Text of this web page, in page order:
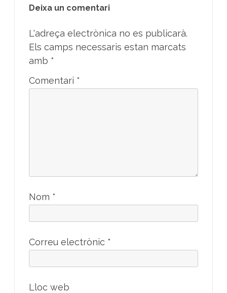
Deixa un comentari
L'adreça electrònica no es publicarà.
Els camps necessaris estan marcats
amb *
Comentari *
Nom *
Correu electrònic *
Lloc web